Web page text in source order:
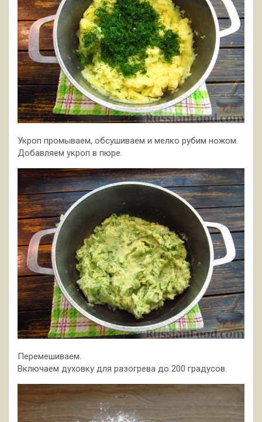
Укроп промываем, обсушиваем и мелко рубим ножом.
Добавляем укроп в пюре.
Перемешиваем.
Включаем духовку для разогрева до 200 градусов.